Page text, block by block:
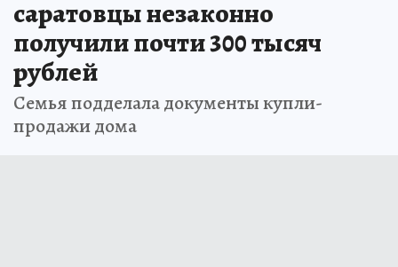
саратовцы незаконно
получили почти 300 тысяч
рублей
Семья подделала документы купли-
продажи дома